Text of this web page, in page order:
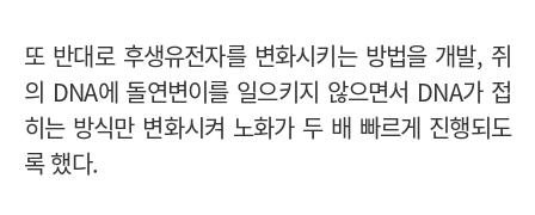
또 반대로 후생유전자를 변화시키는 방법을 개발, 쥐
의 DNA에 돌연변이를 일으키지 않으면서 DNA가 접
히는 방식만 변화시켜 노화가 두 배 빠르게 진행되도
록 했다.